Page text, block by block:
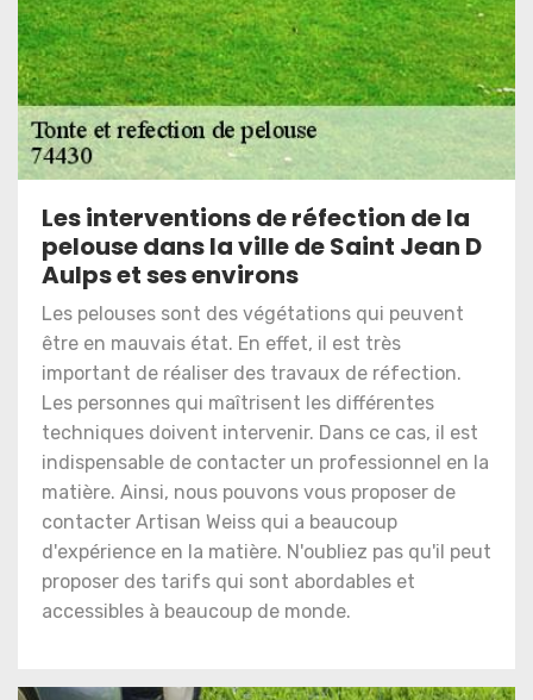
Les interventions de réfection de la
pelouse dans la ville de Saint Jean D
Aulps et ses environs
Les pelouses sont des végétations qui peuvent
être en mauvais état. En effet, il est très
important de réaliser des travaux de réfection.
Les personnes qui maîtrisent les différentes
techniques doivent intervenir. Dans ce cas, il est
indispensable de contacter un professionnel en la
matière. Ainsi, nous pouvons vous proposer de
contacter Artisan Weiss qui a beaucoup
d'expérience en la matière. N'oubliez pas qu'il peut
proposer des tarifs qui sont abordables et
accessibles à beaucoup de monde.